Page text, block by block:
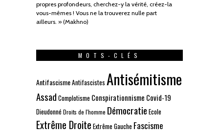
propres profondeurs, cherchez-y la vérité, créez-la
vous-mêmes ! Vous ne la trouverez nulle part
ailleurs. » (Makhno)
MOTS-CLÉS
AntifascismeAntifascistes Antisémitisme
Assad Complotisme Conspirationnisme Covid-19
DieudonnéDroits de l'homme Démocratie Ecole
Extrême Droite Extrême Gauche Fascisme